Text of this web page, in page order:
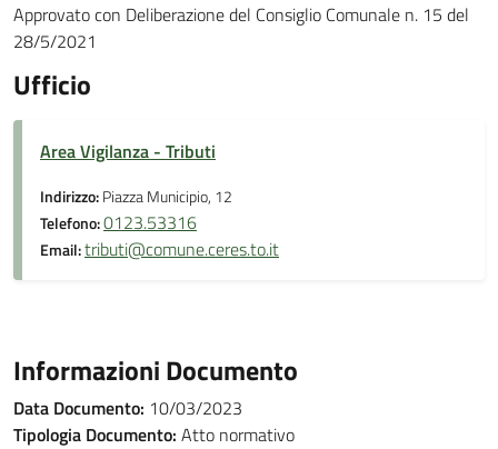
Approvato con Deliberazione del Consiglio Comunale n. 15 del
28/5/2021
Ufficio
Area Vigilanza - Tributi
Indirizzo:Piazza Municipio, 12
Telefono:0123.53316
Email:tributi@comune.ceres.to.it
Informazioni Documento
Data Documento: 10/03/2023
Tipologia Documento: Atto normativo